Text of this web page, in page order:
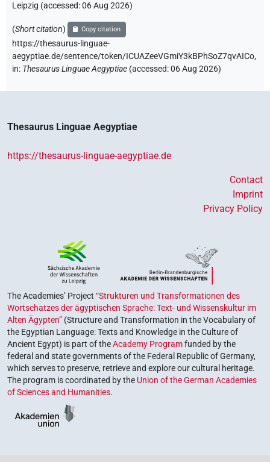
Leipzig (accessed:06 Aug 2026)
(Short citation) Copy citation
https://thesaurus-linguae-
aegyptiae.de/sentence/token/ICUAZeeVGmiY3kBPhSoZ7qvAICo,
in: Thesaurus Linguae Aegyptiae (accessed:06 Aug 2026)
Thesaurus Linguae Aegyptiae
https://thesaurus-linguae-aegyptiae.de
Contact
Imprint
Privacy Policy
The Academies’ Project “Strukturen und Transformationen des
Wortschatzes der ägyptischen Sprache: Text- und Wissenskultur im
Alten Ägypten” (Structure and Transformation in the Vocabulary of
the Egyptian Language: Texts and Knowledge in the Culture of
Ancient Egypt) is part of theAcademy Programfunded by the
federal and state governments of the Federal Republic of Germany,
which serves to preserve, retrieve and explore our cultural heritage.
The program is coordinated by the Union of the German Academies
of Sciences and Humanities.